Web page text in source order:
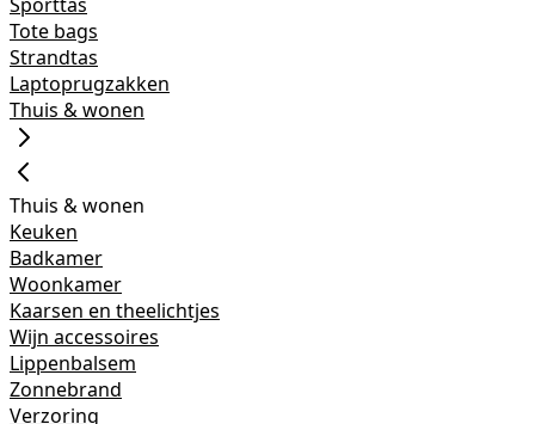
Tote bags
Strandtas
Laptoprugzakken
Thuis & wonen
Thuis & wonen
Keuken
Badkamer
Woonkamer
Kaarsen en theelichtjes
Wijn accessoires
Lippenbalsem
Zonnebrand
Verzoring